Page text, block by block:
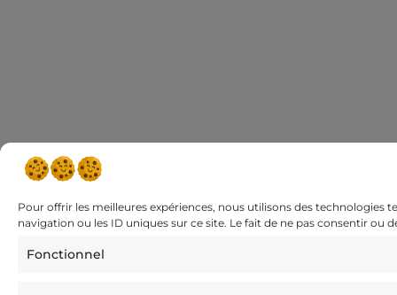
Pour offrir les meilleures expériences, nous utilisons des
navigation ou les ID uniques sur ce site. Le fait de ne pas consentir
Fonctionnel